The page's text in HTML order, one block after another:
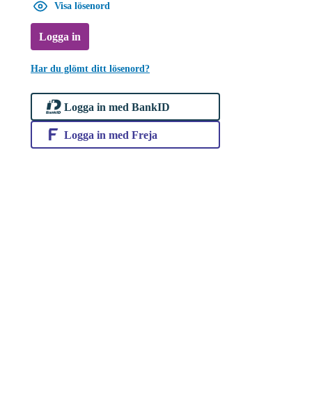
Visa lösenord
Logga in
Har du glömt ditt lösenord?
Logga in med BankID
Logga in med Freja